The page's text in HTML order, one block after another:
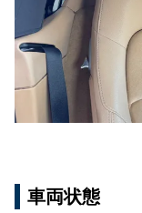
車両状態